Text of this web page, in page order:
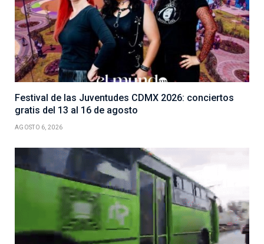
Festival de las Juventudes CDMX 2026: conciertos
gratis del 13 al 16 de agosto
AGOSTO 6, 2026